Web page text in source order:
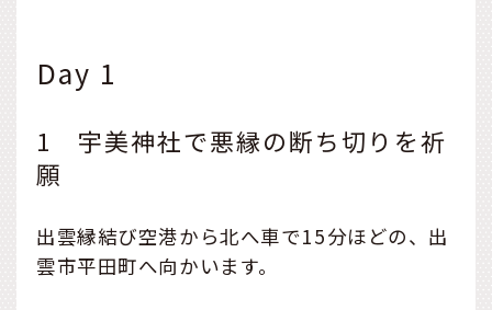
Day 1
1 宇美神社で悪縁の断ち切りを祈
願
出雲縁結び空港から北へ車で15分ほどの、出
雲市平田町へ向かいます。